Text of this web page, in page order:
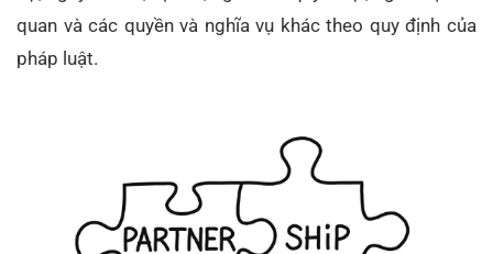
quan và các quyền và nghĩa vụ khác theo quy định của
pháp luật.